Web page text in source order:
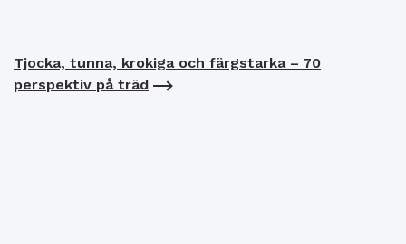
Tjocka, tunna, krokiga och färgstarka – 70
perspektiv på träd